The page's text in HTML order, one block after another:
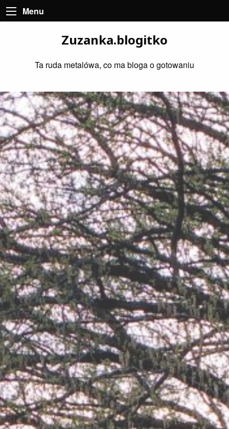
Menu
Zuzanka.blogitko
Ta ruda metalówa, co ma bloga o gotowaniu